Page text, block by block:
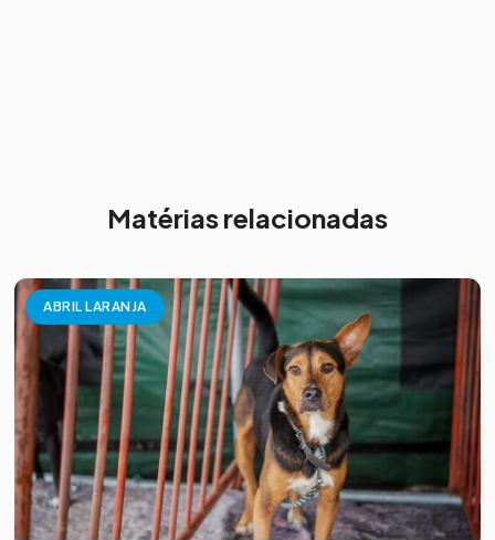
Matérias relacionadas
ABRIL LARANJA